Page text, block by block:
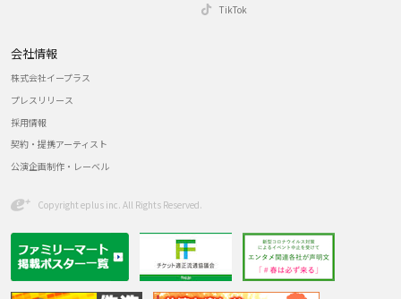
TikTok
会社情報
株式会社イープラス
プレスリリース
採用情報
契約・提携アーティスト
公演企画制作・レーベル
Copyright eplus inc. All Rights Reserved.